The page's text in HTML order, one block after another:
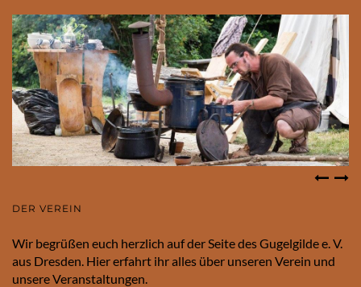
DER VEREIN
Wir begrüßen euch herzlich auf der Seite des Gugelgilde e. V.
aus Dresden. Hier erfahrt ihr alles über unseren Verein und
unsere Veranstaltungen.